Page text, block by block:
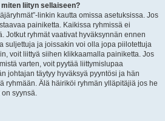
liityn sellaiseen?
linkin kautta omissa asetuksissa. Jos
painiketta. Kaikissa ryhmissä ei
Jotkut ryhmät vaativat hyväksynnän ennen
suljettuja ja joissakin voi olla jopa piilotettuja
voit liittyä siihen klikkaamalla painiketta. Jos
varten, voit pyytää liittymislupaa
johtajan täytyy hyväksyä pyyntösi ja hän
ryhmään. Älä häiriköi ryhmän ylläpitäjiä jos he
syynsä.